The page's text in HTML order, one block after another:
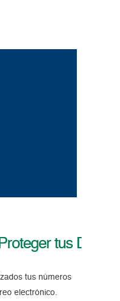
tus Datos
tus números
electrónico.